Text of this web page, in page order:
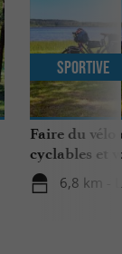
Faire du vélo
cyclables et
6,8 km -
Sportive